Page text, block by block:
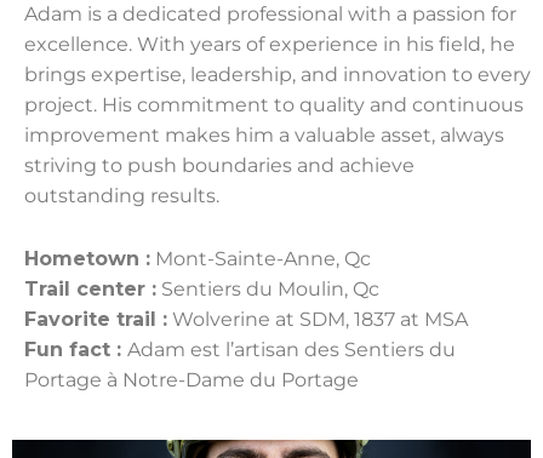
Adam is a dedicated professional with a passion for
excellence. With years of experience in his field, he
brings expertise, leadership, and innovation to every
project. His commitment to quality and continuous
improvement makes him a valuable asset, always
striving to push boundaries and achieve
outstanding results.
Hometown : Mont-Sainte-Anne, Qc
Trail center : Sentiers du Moulin, Qc
Favorite trail : Wolverine at SDM, 1837 at MSA
Fun fact : Adam est l’artisan des Sentiers du
Portage à Notre-Dame du Portage